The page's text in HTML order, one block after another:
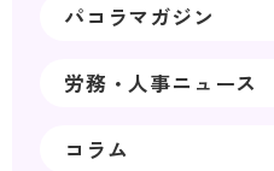
パコラマガジン
労務・人事ニュース
コラム